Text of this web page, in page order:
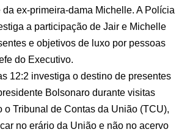
da ex-primeira-dama Michelle. A Polícia
a participação de Jair e Michelle
e objetivos de luxo por pessoas
do Executivo.
12:2 investiga o destino de presentes
Bolsonaro durante visitas
o Tribunal de Contas da União (TCU),
no erário da União e não no acervo